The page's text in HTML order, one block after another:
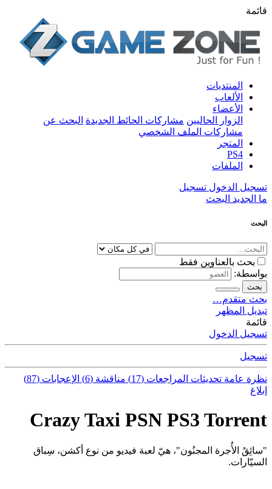
قائمة
المنتديات
الألعاب
الأعضاء
الزوار الحاليين مشاركات الحائط الجديدة البحث عن
مشاركات الملف الشخصي
المتجر
PS4
الملفات
تسجيل الدخول تسجيل
ما الجديد البحث
البحث
بحث بالعناوين فقط
بواسطة:
بحث
بحث متقدم…
تبديل المظهر
قائمة
تسجيل الدخول
تسجيل
نظرة عامة تحديثات المراجعات (17) مناقشة (6)
الإعجابات (87)
إبلاغ
Crazy Taxi PSN PS3 Torrent
"سائِقُ الأُجرة المجنُون"، هيّ لعبة فيديو من نوع أكشن، سِباق
السيّارات.